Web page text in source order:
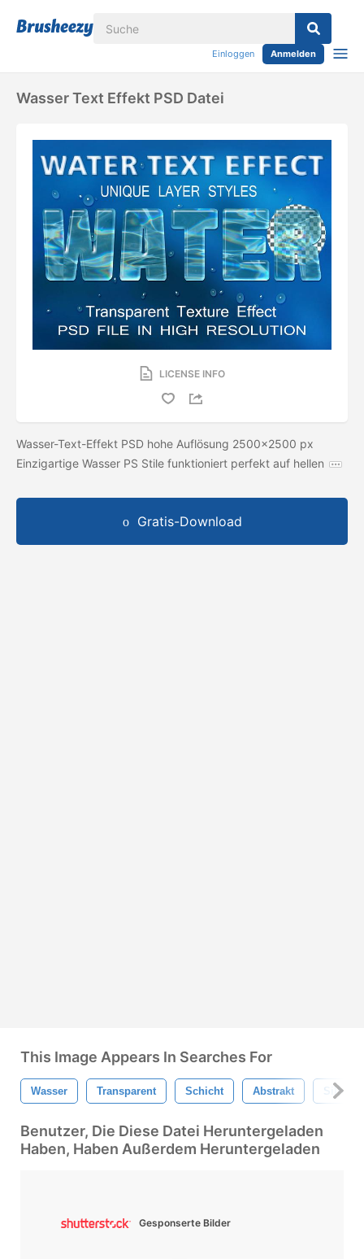
Einloggen Anmelden
Wasser Text Effekt PSD Datei
LICENSE INFO
Wasser-Text-Effekt PSD hohe Auflösung 2500x2500 px
Einzigartige Wasser PS Stile funktioniert perfekt auf hellen
Gratis-Download
This Image Appears In Searches For
Wasser Transparent Schicht Abstrakt
Benutzer, Die Diese Datei Heruntergeladen
Haben, Haben Außerdem Heruntergeladen
Gesponserte Bilder